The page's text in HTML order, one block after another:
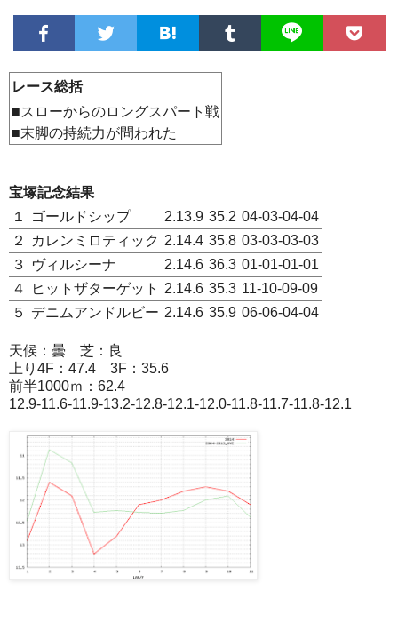
レース総括
■スローからのロングスパート戦
■末脚の持続力が問われた
宝塚記念結果
１
ゴールドシップ 2.13.9 35.2 04-03-04-04
２
カレンミロティック 2.14.4 35.8 03-03-03-03
３
ヴィルシーナ 2.14.6 36.3 01-01-01-01
４
ヒットザターゲット 2.14.6 35.3 11-10-09-09
５
デニムアンドルビー 2.14.6 35.9 06-06-04-04
天候：曇 芝：良
上り4F：47.4 3F：35.6
前半1000ｍ：62.4
12.9-11.6-11.9-13.2-12.8-12.1-12.0-11.8-11.7-11.8-12.1